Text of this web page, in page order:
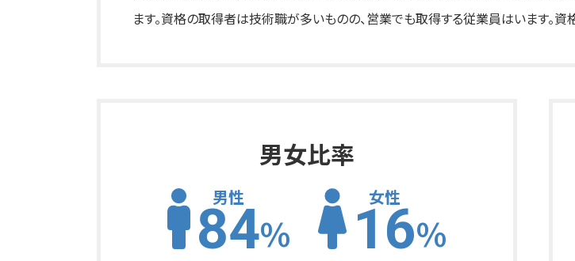
ます。資格の取得者は技術職が多いものの、営業でも取得する従業員はいます。資
男女比率
男性
84%
女性
16%